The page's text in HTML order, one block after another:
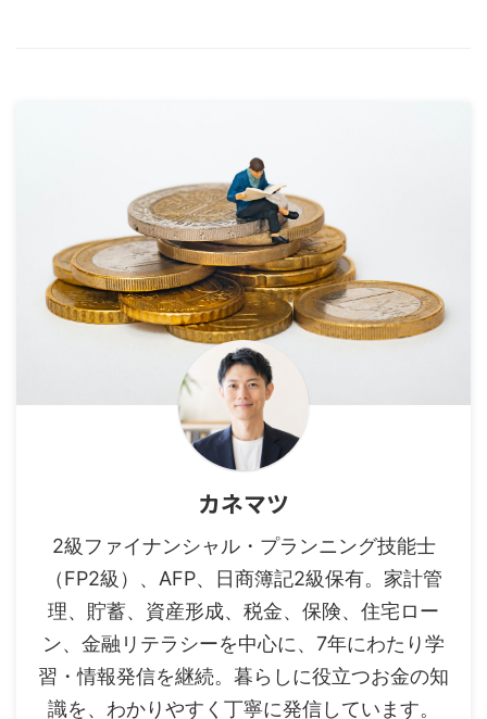
カネマツ
2級ファイナンシャル・プランニング技能士
（FP2級）、AFP、日商簿記2級保有。家計管
理、貯蓄、資産形成、税金、保険、住宅ロー
ン、金融リテラシーを中心に、7年にわたり学
習・情報発信を継続。暮らしに役立つお金の知
識を、わかりやすく丁寧に発信しています。